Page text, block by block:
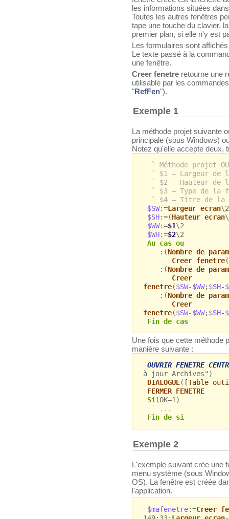
les informations situées
Toutes les autres fenêtres
tape une touche du clavier,
premier plan, si elle n'y est
Les formulaires sont
Le texte passé à la
une fenêtre.
Creer fenetre retourne une
utilisable par les
"RefFen").
Exemple 1
La méthode projet suivante
principale (sous Windows)
Notez qu'elle accepte deux,
` Méthode projet
` $1 – Largeur de
` $2 – Hauteur de
` $3 – Type de la
` $4 – Titre de la
$SW:=Largeur ecran\2
$SH:=(Hauteur ecran
$WW:=$1\2
$WH:=$2\2
Au cas ou
:(Nombre de
Creer fenetre(
:(Nombre de
Creer
fenetre($SW-$WW;$SH-
:(Nombre de
Creer
fenetre($SW-$WW;$SH-
Fin de cas
Une fois que cette méthode
manière suivante :
OUVRIR FENETRE
à jour Archives")
DIALOGUE( [Table
FERMER FENETRE
Si (OK=1)
` ...
Fin de si
Exemple 2
L'exemple suivant crée une
menu système (sous
OS). La fenêtre est créée
l'application.
$mafenetre:=Creer